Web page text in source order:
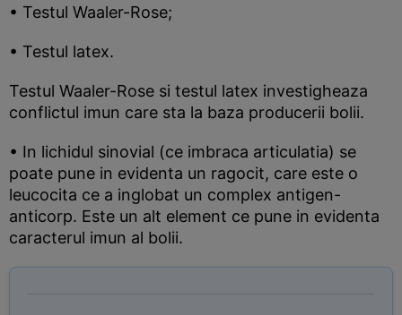
• Testul Waaler-Rose;
• Testul latex.
Testul Waaler-Rose si testul latex investigheaza
conflictul imun care sta la baza producerii bolii.
• In lichidul sinovial (ce imbraca articulatia) se
poate pune in evidenta un ragocit, care este o
leucocita ce a inglobat un complex antigen-
anticorp. Este un alt element ce pune in evidenta
caracterul imun al bolii.